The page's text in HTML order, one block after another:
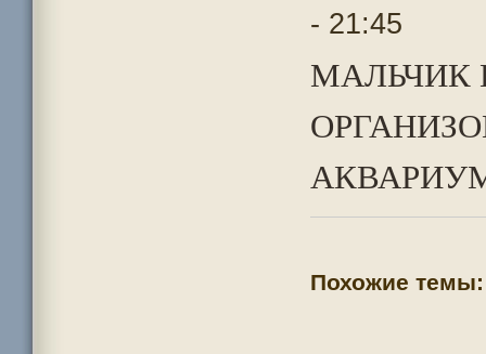
- 21:45
МАЛЬЧИК
Похожие темы: